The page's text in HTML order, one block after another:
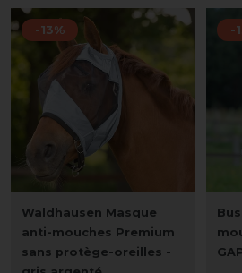
-13%
Waldhausen Masque
anti-mouches Premium
sans protège-oreilles -
-